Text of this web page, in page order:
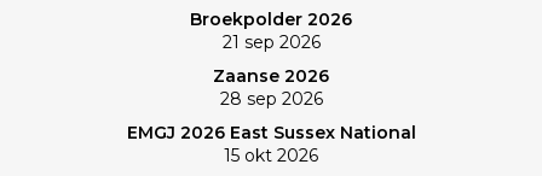
Broekpolder 2026
21 sep 2026
Zaanse 2026
28 sep 2026
EMGJ 2026 East Sussex National
15 okt 2026